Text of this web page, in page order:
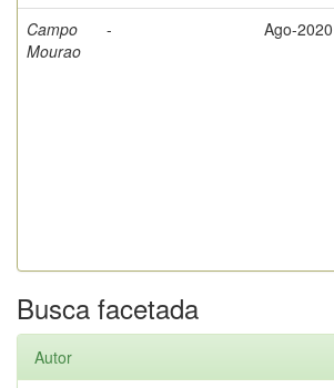
Campo
Mourao
- Ago-2020
Busca facetada
Autor